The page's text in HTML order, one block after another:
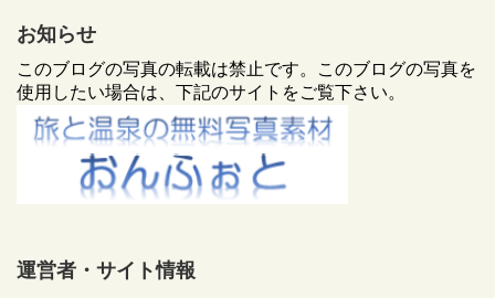
お知らせ
このブログの写真の転載は禁止です。このブログの写真を
使用したい場合は、下記のサイトをご覧下さい。
運営者・サイト情報